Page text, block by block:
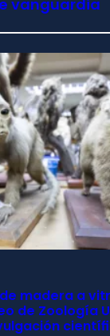
vanguardia
madera a
de Zoología